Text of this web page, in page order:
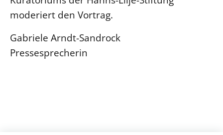
moderiert den Vortrag.
Gabriele Arndt-Sandrock
Pressesprecherin